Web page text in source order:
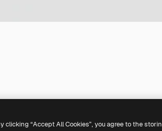
clicking “Accept All Cookies”, you agree to the